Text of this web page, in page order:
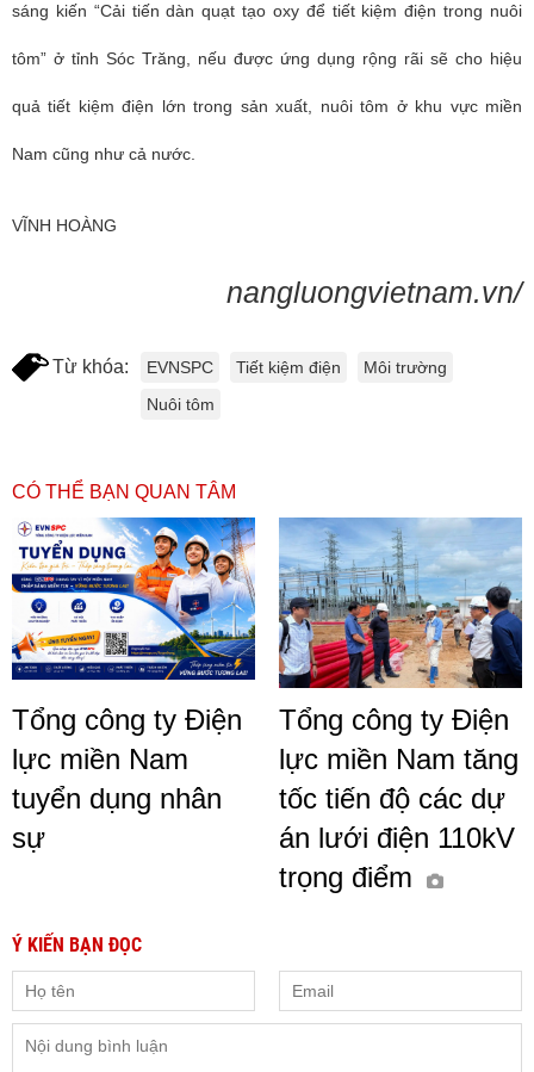
sáng kiến “Cải tiến dàn quạt tạo oxy để tiết kiệm điện trong nuôi
tôm” ở tỉnh Sóc Trăng, nếu được ứng dụng rộng rãi sẽ cho hiệu
quả tiết kiệm điện lớn trong sản xuất, nuôi tôm ở khu vực miền
Nam cũng như cả nước.
VĨNH HOÀNG
nangluongvietnam.vn/
Từ khóa: EVNSPC Tiết kiệm điện
Môi trường
Nuôi tôm
CÓ THỂ BẠN QUAN TÂM
Tổng công ty Điện
lực miền Nam
tuyển dụng nhân
sự
Tổng công ty Điện
lực miền Nam tăng
tốc tiến độ các dự
án lưới điện 110kV
trọng điểm
Ý KIẾN BẠN ĐỌC